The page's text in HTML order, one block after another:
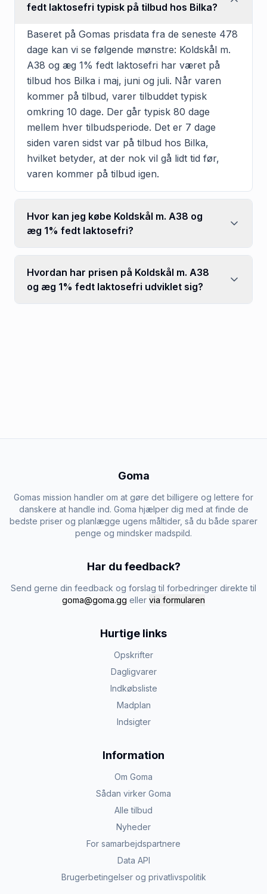
fedt laktosefri typisk på tilbud hos Bilka?
Baseret på Gomas prisdata fra de seneste 478
dage kan vi se følgende mønstre: Koldskål m.
A38 og æg 1% fedt laktosefri har været på
tilbud hos Bilka i maj, juni og juli. Når varen
kommer på tilbud, varer tilbuddet typisk
omkring 10 dage. Der går typisk 80 dage
mellem hver tilbudsperiode. Det er 7 dage
siden varen sidst var på tilbud hos Bilka,
hvilket betyder, at der nok vil gå lidt tid før,
varen kommer på tilbud igen.
Hvor kan jeg købe Koldskål m. A38 og
æg 1% fedt laktosefri?
Hvordan har prisen på Koldskål m. A38
og æg 1% fedt laktosefri udviklet sig?
Goma
Gomas mission handler om at gøre det billigere og lettere for
danskere at handle ind. Goma hjælper dig med at finde de
bedste priser og planlægge ugens måltider, så du både sparer
penge og mindsker madspild.
Har du feedback?
Send gerne din feedback og forslag til forbedringer direkte til
goma@goma.gg eller via formularen
Hurtige links
Opskrifter
Dagligvarer
Indkøbsliste
Madplan
Indsigter
Information
Om Goma
Sådan virker Goma
Alle tilbud
Nyheder
For samarbejdspartnere
Data API
Brugerbetingelser og privatlivspolitik